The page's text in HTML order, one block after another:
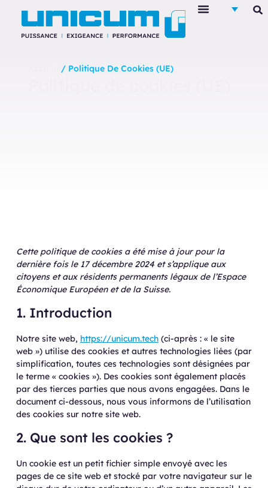
/ Politique De Cookies (UE)
Cette politique de cookies a été mise à jour pour la
dernière fois le 17 décembre 2024 et s’applique aux
citoyens et aux résidents permanents légaux de l’Espace
Économique Européen et de la Suisse.
1. Introduction
Notre site web, https://unicum.tech(ci-après : « le site
web ») utilise des cookies et autres technologies liées (par
simplification, toutes ces technologies sont désignées par
le terme « cookies »). Des cookies sont également placés
par des tierces parties que nous avons engagées. Dans le
document ci-dessous, nous vous informons de l’utilisation
des cookies sur notre site web.
2. Que sont les cookies ?
Un cookie est un petit fichier simple envoyé avec les
pages de ce site web et stocké par votre navigateur sur le